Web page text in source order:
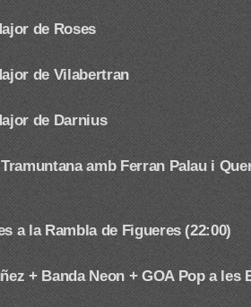
de Roses
de Vilabertran
de Darnius
amb Ferran Palau i
a la Rambla de Figueres (22:00)
+ Banda Neon + GOA Pop a les